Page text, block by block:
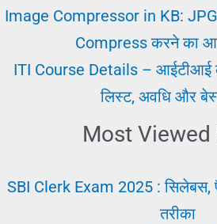
और
जानकारी
Image Compressor in KB:
Compress करने का
ITI Course Details – आईटीआई
लिस्ट, अवधि और
Most Viewed
SBI Clerk Exam 2025 : सिलेबस,
तरीका